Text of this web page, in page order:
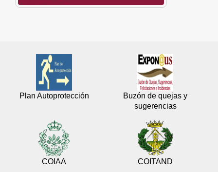
Plan Autoprotección
Buzón de quejas y
sugerencias
COIAA COITAND